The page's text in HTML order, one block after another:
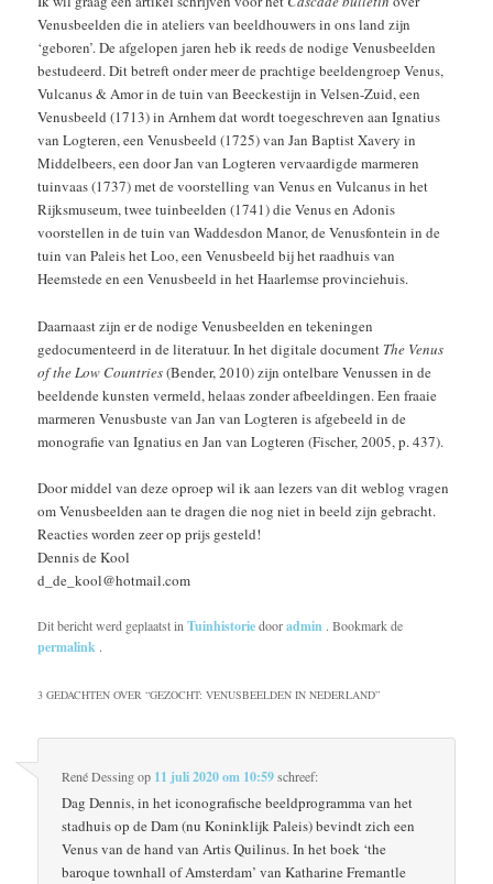
Venusbeelden die in ateliers van beeldhouwers in ons land zijn
‘geboren’. De afgelopen jaren heb ik reeds de nodige Venusbeelden
bestudeerd. Dit betreft onder meer de prachtige beeldengroep Venus,
Vulcanus & Amor in de tuin van Beeckestijn in Velsen-Zuid, een
Venusbeeld (1713) in Arnhem dat wordt toegeschreven aan Ignatius
van Logteren, een Venusbeeld (1725) van Jan Baptist Xavery in
Middelbeers, een door Jan van Logteren vervaardigde marmeren
tuinvaas (1737) met de voorstelling van Venus en Vulcanus in het
Rijksmuseum, twee tuinbeelden (1741) die Venus en Adonis
voorstellen in de tuin van Waddesdon Manor, de Venusfontein in de
tuin van Paleis het Loo, een Venusbeeld bij het raadhuis van
Heemstede en een Venusbeeld in het Haarlemse provinciehuis.
Daarnaast zijn er de nodige Venusbeelden en tekeningen
gedocumenteerd in de literatuur. In het digitale document The Venus
of the Low Countries(Bender, 2010) zijn ontelbare Venussen in de
beeldende kunsten vermeld, helaas zonder afbeeldingen. Een fraaie
marmeren Venusbuste van Jan van Logteren is afgebeeld in de
monografie van Ignatius en Jan van Logteren (Fischer, 2005, p. 437).
Door middel van deze oproep wil ik aan lezers van dit weblog vragen
om Venusbeelden aan te dragen die nog niet in beeld zijn gebracht.
Reacties worden zeer op prijs gesteld!
Dennis de Kool
d_de_kool@hotmail.com
Dit bericht werd geplaatst inTuinhistoriedooradmin . Bookmark de
permalink .
3 GEDACHTEN OVER “GEZOCHT: VENUSBEELDEN IN NEDERLAND”
René Dessingop 11 juli 2020 om 10:59schreef:
Dag Dennis, in het iconografische beeldprogramma van het
stadhuis op de Dam (nu Koninklijk Paleis) bevindt zich een
Venus van de hand van Artis Quilinus. In het boek ‘the
baroque townhall of Amsterdam’ van Katharine Fremantle